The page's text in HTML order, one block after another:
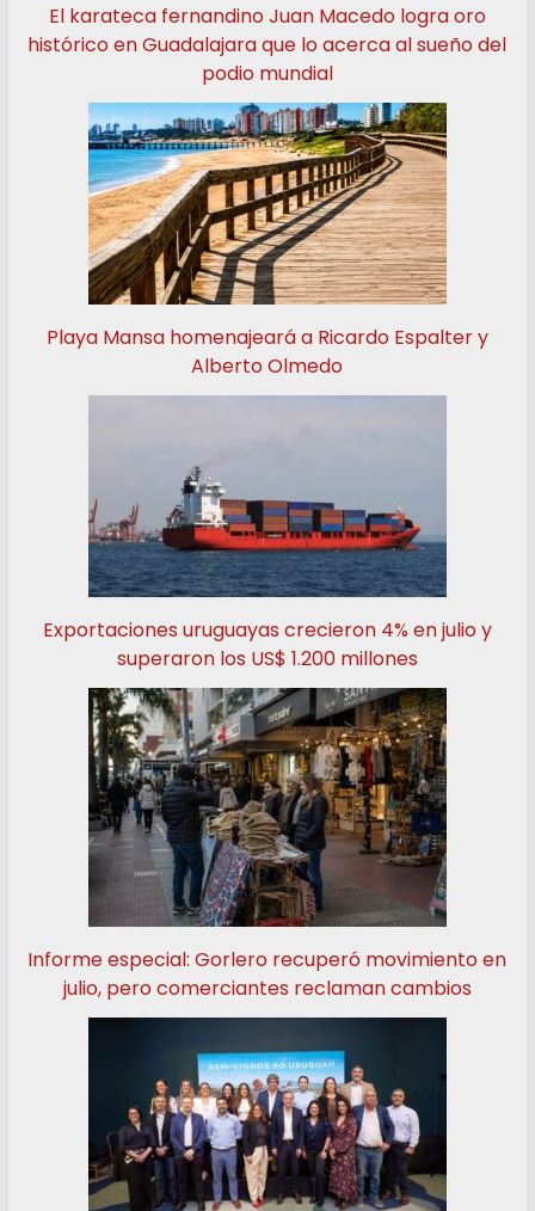
El karateca fernandino Juan Macedo logra oro
histórico en Guadalajara que lo acerca al sueño del
podio mundial
Playa Mansa homenajeará a Ricardo Espalter y
Alberto Olmedo
Exportaciones uruguayas crecieron 4% en julio y
superaron los US$ 1.200 millones
Informe especial: Gorlero recuperó movimiento en
julio, pero comerciantes reclaman cambios